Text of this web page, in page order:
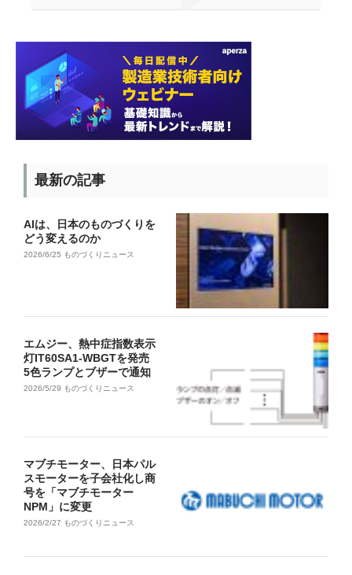
最新の記事
AIは、日本のものづくりを
どう変えるのか
2026/6/25 ものづくりニュース
エムジー、熱中症指数表示
灯IT60SA1-WBGTを発売
5色ランプとブザーで通知
2026/5/29 ものづくりニュース
マブチモーター、日本パル
スモーターを子会社化し商
号を「マブチモーター
NPM」に変更
2026/2/27 ものづくりニュース